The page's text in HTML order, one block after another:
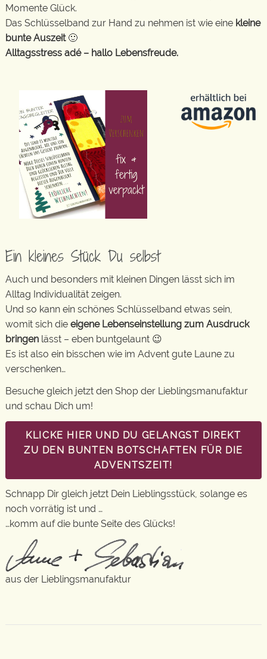
Momente Glück.
Das Schlüsselband zur Hand zu nehmen ist wie eine kleine
bunte Auszeit🙂
Alltagsstress adé – hallo Lebensfreude.
Ein kleines Stück Du selbst
Auch und besonders mit kleinen Dingen lässt sich im
Alltag Individualität zeigen.
Und so kann ein schönes Schlüsselband etwas sein,
womit sich die eigene Lebenseinstellung zum Ausdruck
bringen lässt – eben buntgelaunt 😉
Es ist also ein bisschen wie im Advent gute Laune zu
verschenken…
Besuche gleich jetzt den Shop der Lieblingsmanufaktur
und schau Dich um!
KLICKE HIER UND DU GELANGST DIREKT
ZU DEN BUNTEN BOTSCHAFTEN FÜR DIE
ADVENTSZEIT!
Schnapp Dir gleich jetzt Dein Lieblingsstück, solange es
noch vorrätig ist und …
…komm auf die bunte Seite des Glücks!
aus der Lieblingsmanufaktur